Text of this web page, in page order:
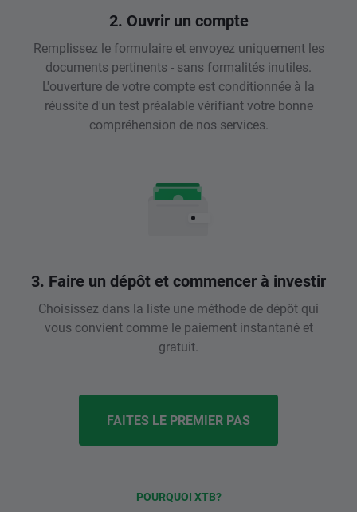
2. Ouvrir un compte
Remplissez le formulaire et envoyez uniquement les
documents pertinents - sans formalités inutiles.
L'ouverture de votre compte est conditionnée à la
réussite d'un test préalable vérifiant votre bonne
compréhension de nos services.
3. Faire un dépôt et commencer à investir
Choisissez dans la liste une méthode de dépôt qui
vous convient comme le paiement instantané et
gratuit.
FAITES LE PREMIER PAS
POURQUOI XTB?